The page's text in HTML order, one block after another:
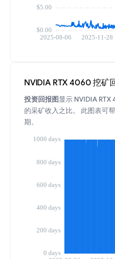
NVIDIA RTX 4060 挖矿
投资回报图显示 NVIDIA
的采矿收入之比。 此图表可
期。